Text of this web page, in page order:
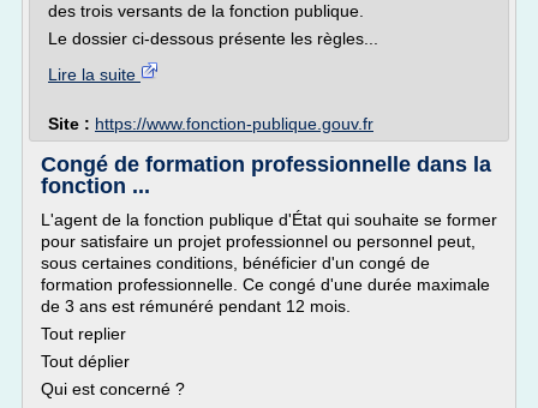
des trois versants de la fonction publique.
Le dossier ci-dessous présente les règles...
Lire la suite
Site : https://www.fonction-publique.gouv.fr
Congé de formation professionnelle dans la
fonction ...
L'agent de la fonction publique d'État qui souhaite se former
pour satisfaire un projet professionnel ou personnel peut,
sous certaines conditions, bénéficier d'un congé de
formation professionnelle. Ce congé d'une durée maximale
de 3 ans est rémunéré pendant 12 mois.
Tout replier
Tout déplier
Qui est concerné ?